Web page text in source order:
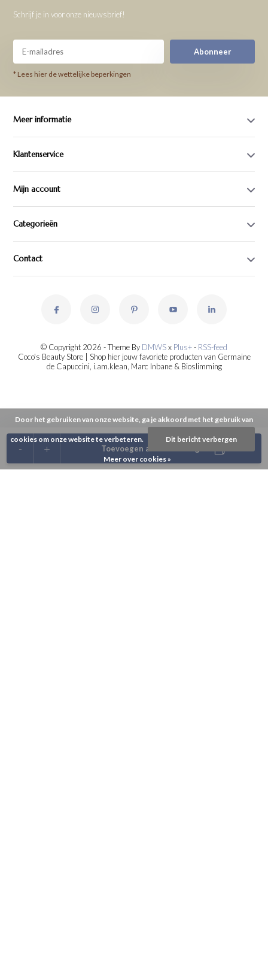
+
- Toevoegen aan winkelwagen
Schrijf je in voor onze nieuwsbrief!
Abonneer
* Lees hier de wettelijke beperkingen
Meer informatie
Klantenservice
Mijn account
Categorieën
Contact
© Copyright 2026 - Theme By DMWSx Plus+- RSS-feed
Coco's Beauty Store | Shop hier jouw favoriete producten van Germaine
de Capuccini, i.am.klean, Marc Inbane & Bioslimming
Door het gebruiken van onze website, ga je akkoord met het gebruik van
cookies om onze website te verbeteren. Dit bericht verbergen
Meer over cookies »